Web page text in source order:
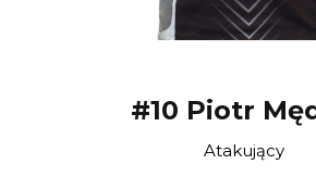
#10 Piotr
Atakujący